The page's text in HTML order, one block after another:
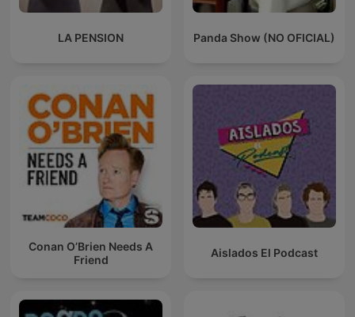
LA PENSION Panda Show (NO OFICIAL)
Conan O’Brien Needs A
Friend
Aislados El Podcast